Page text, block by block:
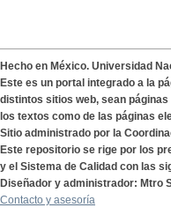
Hecho en México. Universidad
Este es un portal integrado a la
distintos sitios web, sean
los textos como de las páginas
Sitio administrado por la
Este repositorio se rige por los
y el Sistema de Calidad con las
Diseñador y administrador: Mtro
Contacto y asesoría